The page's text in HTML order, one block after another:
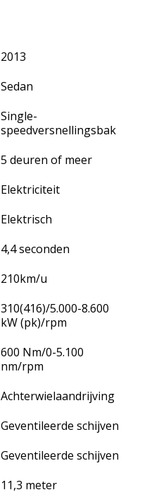
2013
Sedan
Single-
speedversnellingsbak
5 deuren of meer
Elektriciteit
Elektrisch
4,4 seconden
210km/u
310(416)/5.000-8.600
kW (pk)/rpm
600 Nm/0-5.100
nm/rpm
Achterwielaandrijving
Geventileerde schijven
Geventileerde schijven
11,3 meter